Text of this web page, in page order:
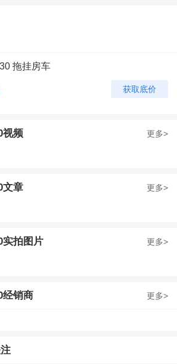
拖挂房车
获取底价
视频
更多>
文章
更多>
拍图片
更多>
经销商 更多>